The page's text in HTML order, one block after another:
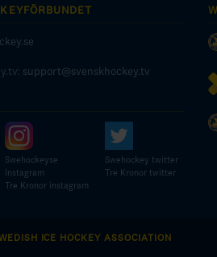
support@svenskhockey.tv
Swehockeyse
Instagram
Tre Kronor instagram
Swehockey twitter
Tre Kronor twitter
ICE HOCKEY ASSOCIATION